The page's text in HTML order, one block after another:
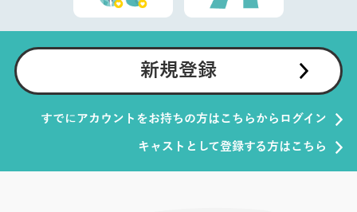
新規登録
すでにアカウントをお持ちの方はこちらからログイン
キャストとして登録する方はこちら